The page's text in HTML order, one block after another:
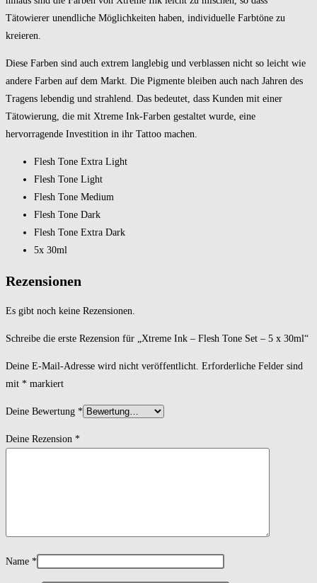
Tätowierer unendliche Möglichkeiten haben, individuelle Farbtöne zu
kreieren.
Diese Farben sind auch extrem langlebig und verblassen nicht so leicht wie
andere Farben auf dem Markt. Die Pigmente bleiben auch nach Jahren des
Tragens lebendig und strahlend. Das bedeutet, dass Kunden mit einer
Tätowierung, die mit Xtreme Ink-Farben gestaltet wurde, eine
hervorragende Investition in ihr Tattoo machen.
Flesh Tone Extra Light
Flesh Tone Light
Flesh Tone Medium
Flesh Tone Dark
Flesh Tone Extra Dark
5x 30ml
Rezensionen
Es gibt noch keine Rezensionen.
Schreibe die erste Rezension für „Xtreme Ink – Flesh Tone Set – 5 x 30ml“
Deine E-Mail-Adresse wird nicht veröffentlicht. Erforderliche Felder sind
mit * markiert
Deine Bewertung *
Deine Rezension *
Name *